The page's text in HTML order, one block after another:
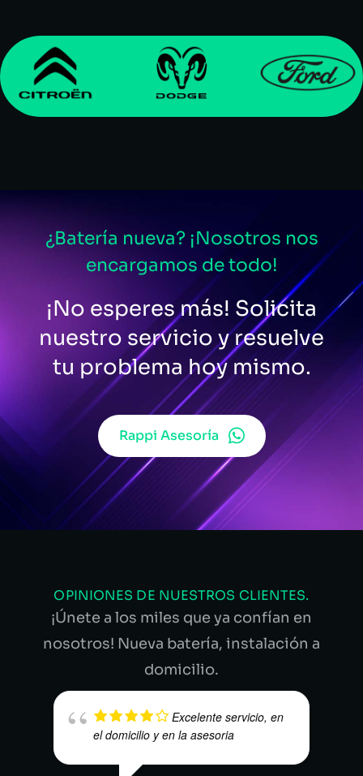
¿Batería nueva? ¡Nosotros nos
encargamos de todo!
¡No esperes más! Solicita
nuestro servicio y resuelve
tu problema hoy mismo.
Rappi Asesoría
OPINIONES DE NUESTROS CLIENTES.
¡Únete a los miles que ya confían en
nosotros! Nueva batería, instalación a
domicilio.
Excelente servicio, en
el domicilio y en la asesoria